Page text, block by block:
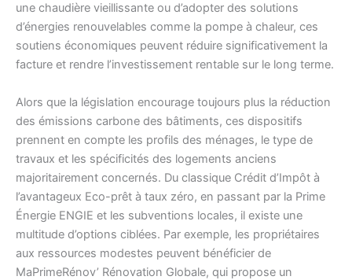
une chaudière vieillissante ou d’adopter des solutions
d’énergies renouvelables comme la pompe à chaleur, ces
soutiens économiques peuvent réduire significativement la
facture et rendre l’investissement rentable sur le long terme.
Alors que la législation encourage toujours plus la réduction
des émissions carbone des bâtiments, ces dispositifs
prennent en compte les profils des ménages, le type de
travaux et les spécificités des logements anciens
majoritairement concernés. Du classique Crédit d’Impôt à
l’avantageux Eco-prêt à taux zéro, en passant par la Prime
Énergie ENGIE et les subventions locales, il existe une
multitude d’options ciblées. Par exemple, les propriétaires
aux ressources modestes peuvent bénéficier de
MaPrimeRénov’ Rénovation Globale, qui propose un